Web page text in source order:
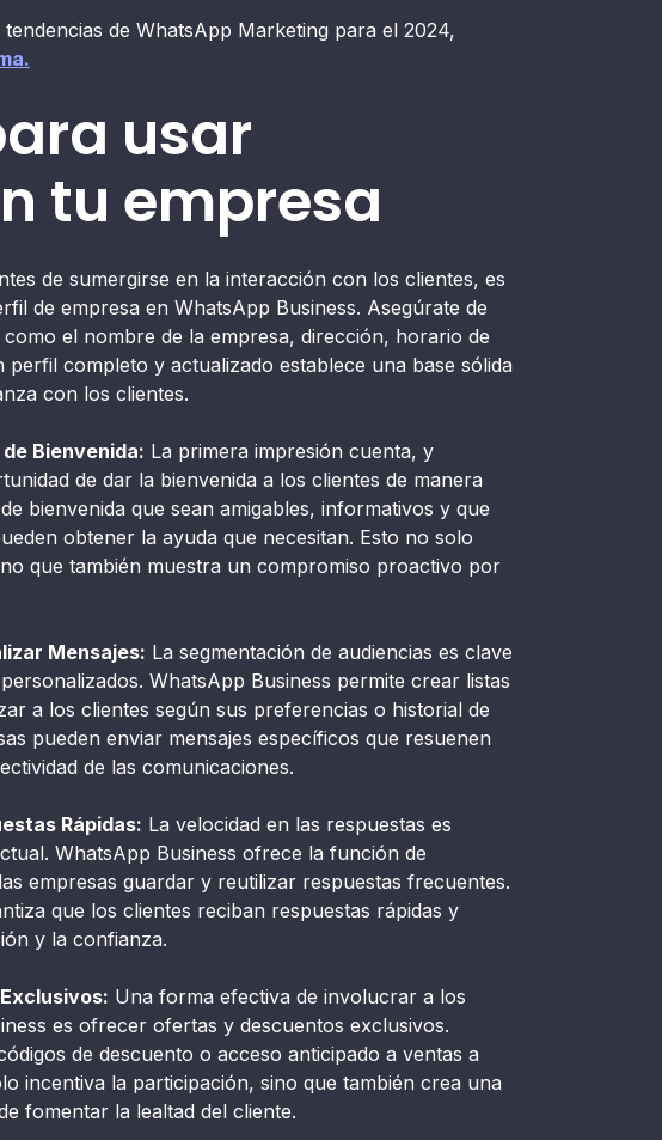
de WhatsApp Marketing para el 2024,
usar
tu empresa
de sumergirse en la interacción con los clientes, es
de empresa en WhatsApp Business. Asegúrate de
el nombre de la empresa, dirección, horario de
completo y actualizado establece una base sólida
con los clientes.
Bienvenida: La primera impresión cuenta, y
de dar la bienvenida a los clientes de manera
bienvenida que sean amigables, informativos y que
obtener la ayuda que necesitan. Esto no solo
que también muestra un compromiso proactivo por
Mensajes: La segmentación de audiencias es clave
WhatsApp Business permite crear listas
a los clientes según sus preferencias o historial de
pueden enviar mensajes específicos que resuenen
de las comunicaciones.
Rápidas: La velocidad en las respuestas es
WhatsApp Business ofrece la función de
empresas guardar y reutilizar respuestas frecuentes.
que los clientes reciban respuestas rápidas y
y la confianza.
Una forma efectiva de involucrar a los
es ofrecer ofertas y descuentos exclusivos.
de descuento o acceso anticipado a ventas a
incentiva la participación, sino que también crea una
fomentar la lealtad del cliente.